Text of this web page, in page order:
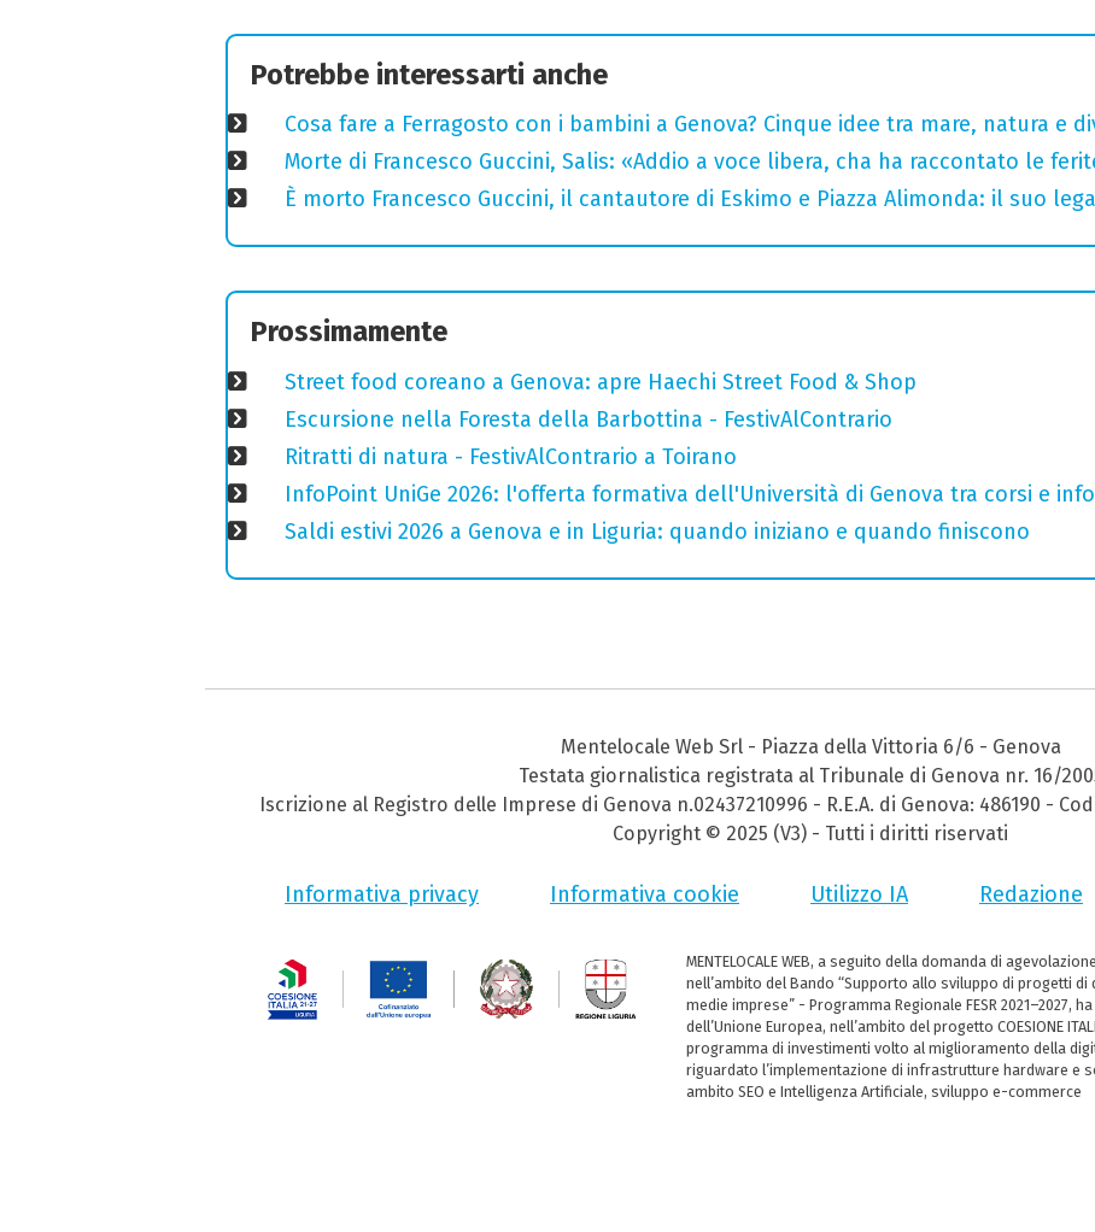
Potrebbe interessarti anche
Cosa fare a Ferragosto con i bambini a Genova? Cinque idee tra mare, natura e
Morte di Francesco Guccini, Salis: «Addio a voce libera, cha ha raccontato le
È morto Francesco Guccini, il cantautore di Eskimo e Piazza Alimonda: il suo
Prossimamente
Street food coreano a Genova: apre Haechi Street Food & Shop
Escursione nella Foresta della Barbottina - FestivAlContrario
Ritratti di natura - FestivAlContrario a Toirano
InfoPoint UniGe 2026: l'offerta formativa dell'Università di Genova tra corsi e
Saldi estivi 2026 a Genova e in Liguria: quando iniziano e quando finiscono
Mentelocale Web Srl - Piazza della Vittoria 6/6 - Genova
Testata giornalistica registrata al Tribunale di Genova nr. 16/
Iscrizione al Registro delle Imprese di Genova n.02437210996 - R.E.A. di Genova: 486190 -
Copyright © 2025 (V3) - Tutti i diritti riservati
Informativa privacy Informativa cookie Utilizzo IA Redazione
MENTELOCALE WEB, a seguito della domanda di
nell’ambito del Bando “Supporto allo sviluppo di progetti
medie imprese” - Programma Regionale FESR 2021–2027,
dell’Unione Europea, nell’ambito del progetto COESIONE
programma di investimenti volto al miglioramento della
riguardato l’implementazione di infrastrutture hardware e
ambito SEO e Intelligenza Artificiale, sviluppo e-commerce